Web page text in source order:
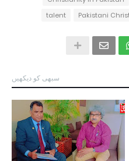
Pakistani
talent
سبھی کو دیکھیں